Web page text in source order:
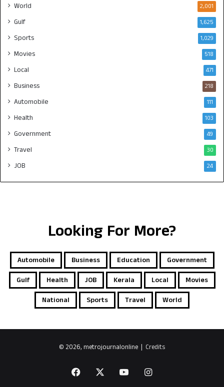
World 2,001
Gulf 1,625
Sports 1,029
Movies 518
Local 471
Business 218
Automobile 111
Health 103
Government 49
Travel 30
JOB 24
Looking For More?
Automobile Business Education
Government
Gulf
Health JOB Kerala Local
Movies
National
Sports Travel World
© 2026, metrojournalonline | Credits
Facebook YouTubeInstagram